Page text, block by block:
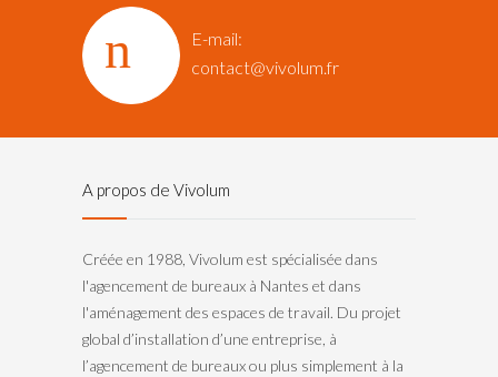
E-mail:
contact@vivolum.fr
A propos de Vivolum
Créée en 1988, Vivolum est spécialisée dans
l'agencement de bureaux à Nantes et dans
l'aménagement des espaces de travail. Du projet
global d’installation d’une entreprise, à
l’agencement de bureaux ou plus simplement à la